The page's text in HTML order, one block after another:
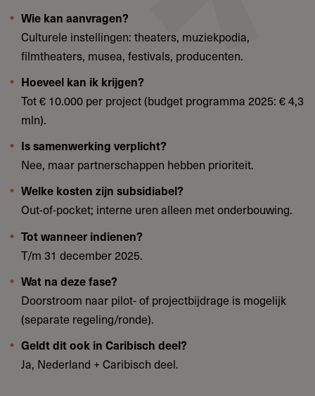
Wie kan aanvragen?
Culturele instellingen: theaters, muziekpodia,
filmtheaters, musea, festivals, producenten.
Hoeveel kan ik krijgen?
Tot € 10.000 per project (budget programma 2025: € 4,3
mln).
Is samenwerking verplicht?
Nee, maar partnerschappen hebben prioriteit.
Welke kosten zijn subsidiabel?
Out-of-pocket; interne uren alleen met onderbouwing.
Tot wanneer indienen?
T/m 31 december 2025.
Wat na deze fase?
Doorstroom naar pilot- of projectbijdrage is mogelijk
(separate regeling/ronde).
Geldt dit ook in Caribisch deel?
Ja, Nederland + Caribisch deel.